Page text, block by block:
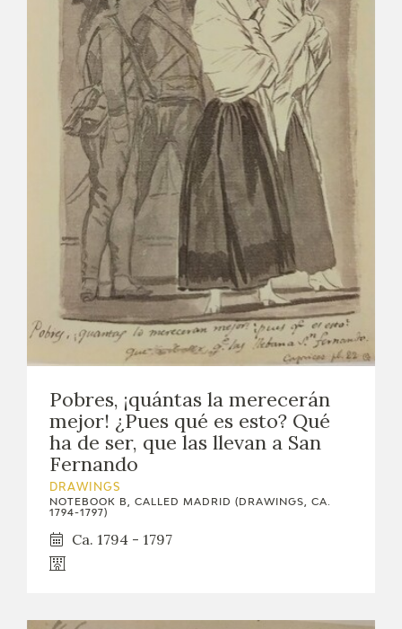
Pobres, ¡quántas la merecerán
mejor! ¿Pues qué es esto? Qué
ha de ser, que las llevan a San
Fernando
DRAWINGS
NOTEBOOK B, CALLED MADRID (DRAWINGS, CA.
1794-1797)
Ca. 1794 - 1797